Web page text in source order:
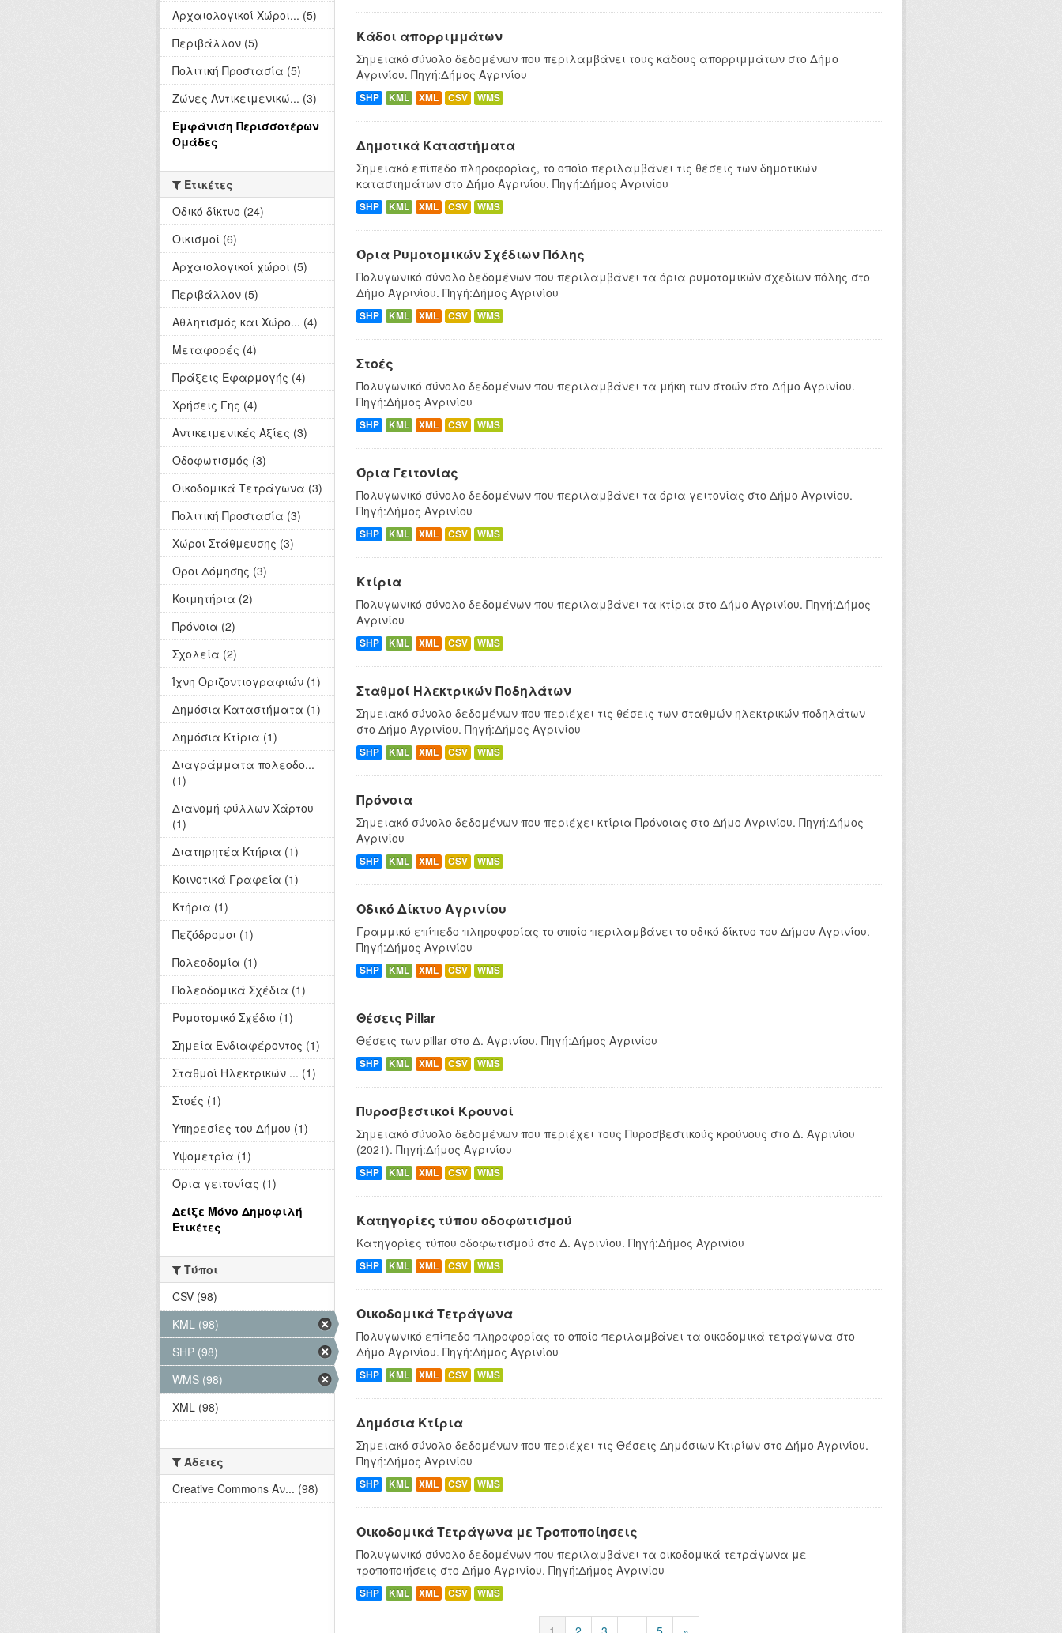
Κάδοι απορριμμάτων
Σημειακό σύνολο δεδομένων που περιλαμβάνει τους κάδους απορριμμάτων στο Δήμο
Αγρινίου. Πηγή:Δήμος Αγρινίου
SHP KML XML CSV WMS
Δημοτικά Καταστήματα
Σημειακό επίπεδο πληροφορίας, το οποίο περιλαμβάνει τις θέσεις των δημοτικών
καταστημάτων στο Δήμο Αγρινίου. Πηγή:Δήμος Αγρινίου
SHP KML XML CSV WMS
Όρια Ρυμοτομικών Σχέδιων Πόλης
Πολυγωνικό σύνολο δεδομένων που περιλαμβάνει τα όρια ρυμοτομικών σχεδίων πόλης στο
Δήμο Αγρινίου. Πηγή:Δήμος Αγρινίου
SHP KML XML CSV WMS
Στοές
Πολυγωνικό σύνολο δεδομένων που περιλαμβάνει τα μήκη των στοών στο Δήμο Αγρινίου.
Πηγή:Δήμος Αγρινίου
SHP KML XML CSV WMS
Όρια Γειτονίας
Πολυγωνικό σύνολο δεδομένων που περιλαμβάνει τα όρια γειτονίας στο Δήμο Αγρινίου.
Πηγή:Δήμος Αγρινίου
SHP KML XML CSV WMS
Κτίρια
Πολυγωνικό σύνολο δεδομένων που περιλαμβάνει τα κτίρια στο Δήμο Αγρινίου. Πηγή:Δήμος
Αγρινίου
SHP KML XML CSV WMS
Σταθμοί Ηλεκτρικών Ποδηλάτων
Σημειακό σύνολο δεδομένων που περιέχει τις θέσεις των σταθμών ηλεκτρικών ποδηλάτων
στο Δήμο Αγρινίου. Πηγή:Δήμος Αγρινίου
SHP KML XML CSV WMS
Πρόνοια
Σημειακό σύνολο δεδομένων που περιέχει κτίρια Πρόνοιας στο Δήμο Αγρινίου. Πηγή:Δήμος
Αγρινίου
SHP KML XML CSV WMS
Οδικό Δίκτυο Αγρινίου
Γραμμικό επίπεδο πληροφορίας το οποίο περιλαμβάνει το οδικό δίκτυο του Δήμου Αγρινίου.
Πηγή:Δήμος Αγρινίου
SHP KML XML CSV WMS
Θέσεις Pillar
Θέσεις των pillar στο Δ. Αγρινίου. Πηγή:Δήμος Αγρινίου
SHP KML XML CSV WMS
Πυροσβεστικοί Κρουνοί
Σημειακό σύνολο δεδομένων που περιέχει τους Πυροσβεστικούς κρούνους στο Δ. Αγρινίου
(2021). Πηγή:Δήμος Αγρινίου
SHP KML XML CSV WMS
Κατηγορίες τύπου οδοφωτισμού
Κατηγορίες τύπου οδοφωτισμού στο Δ. Αγρινίου. Πηγή:Δήμος Αγρινίου
SHP KML XML CSV WMS
Οικοδομικά Τετράγωνα
Πολυγωνικό επίπεδο πληροφορίας το οποίο περιλαμβάνει τα οικοδομικά τετράγωνα στο
Δήμο Αγρινίου. Πηγή:Δήμος Αγρινίου
SHP KML XML CSV WMS
Δημόσια Κτίρια
Σημειακό σύνολο δεδομένων που περιέχει τις Θέσεις Δημόσιων Κτιρίων στο Δήμο Αγρινίου.
Πηγή:Δήμος Αγρινίου
SHP KML XML CSV WMS
Οικοδομικά Τετράγωνα με Τροποποίησεις
Πολυγωνικό σύνολο δεδομένων που περιλαμβάνει τα οικοδομικά τετράγωνα με
τροποποιήσεις στο Δήμο Αγρινίου. Πηγή:Δήμος Αγρινίου
SHP KML XML CSV WMS
Αρχαιολογικοί Χώροι... (5)
Περιβάλλον (5)
Πολιτική Προστασία (5)
Ζώνες Αντικειμενικώ... (3)
Εμφάνιση Περισσοτέρων
Ομάδες
Ετικέτες
Οδικό δίκτυο (24)
Οικισμοί (6)
Αρχαιολογικοί χώροι (5)
Περιβάλλον (5)
Αθλητισμός και Χώρο... (4)
Μεταφορές (4)
Πράξεις Εφαρμογής (4)
Χρήσεις Γης (4)
Αντικειμενικές Αξίες (3)
Οδοφωτισμός (3)
Οικοδομικά Τετράγωνα (3)
Πολιτική Προστασία (3)
Χώροι Στάθμευσης (3)
Όροι Δόμησης (3)
Κοιμητήρια (2)
Πρόνοια (2)
Σχολεία (2)
Ίχνη Οριζοντιογραφιών (1)
Δημόσια Καταστήματα (1)
Δημόσια Κτίρια (1)
Διαγράμματα πολεοδο...
(1)
Διανομή φύλλων Χάρτου
(1)
Διατηρητέα Κτήρια (1)
Κοινοτικά Γραφεία (1)
Κτήρια (1)
Πεζόδρομοι (1)
Πολεοδομία (1)
Πολεοδομικά Σχέδια (1)
Ρυμοτομικό Σχέδιο (1)
Σημεία Ενδιαφέροντος (1)
Σταθμοί Ηλεκτρικών ... (1)
Στοές (1)
Υπηρεσίες του Δήμου (1)
Υψομετρία (1)
Όρια γειτονίας (1)
Δείξε Μόνο Δημοφιλή
Ετικέτες
Τύποι
CSV (98)
KML (98)
SHP (98)
WMS (98)
XML (98)
Άδειες
Creative Commons Αν... (98)